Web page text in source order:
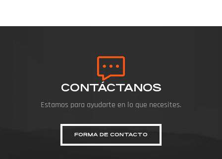
CONTÁCTANOS
Estamos para ayudarte en lo que necesites.
FORMA DE CONTACTO